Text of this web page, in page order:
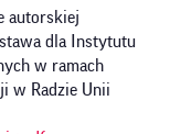
autorskiej
dla Instytutu
w ramach
w Radzie Unii